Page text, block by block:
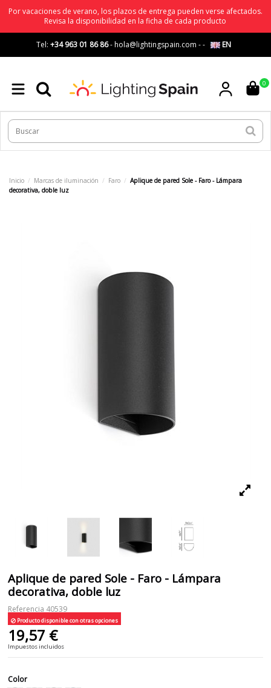
Por vacaciones de verano, los plazos de entrega pueden verse afectados.
Revisa la disponibilidad en la ficha de cada producto
Tel: +34 963 01 86 86-hola@lightingspain.com -- EN
0
Inicio Marcas de iluminación Faro
Aplique de pared Sole - Faro - Lámpara
decorativa, doble luz
Aplique de pared Sole - Faro - Lámpara
decorativa, doble luz
Referencia 40539
Producto disponible con otras opciones
19,57 €
Impuestos incluidos
Color